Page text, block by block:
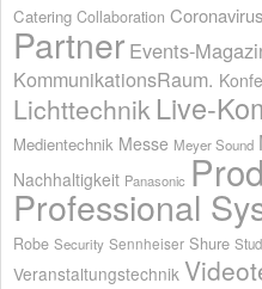
Catering Collaboration Coronavirus
Partner Events-
KommunikationsRaum.
Lichttechnik Live-
Medientechnik Messe Meyer Sound
Nachhaltigkeit Panasonic
Professional
Robe Security Sennheiser Shure
Veranstaltungstechnik